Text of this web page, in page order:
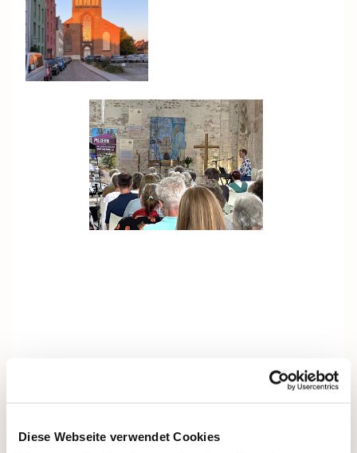
Diese Webseite verwendet Cookies